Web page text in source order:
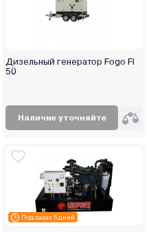
Дизельный генератор Fogo FI
50
Наличие уточняйте
Под заказ 5 дней